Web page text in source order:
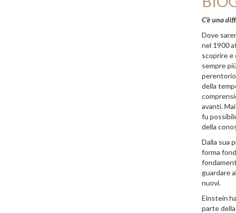
C’è una
Dove
nel 1900
scoprire e
sempre
della
avanti.
fu
della
Dalla sua
forma
guardare
nuovi.
Einstein
parte